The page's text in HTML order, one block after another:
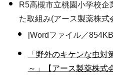
R5高槻市立桃園小学校企
た取組み(アース製薬株式
[Wordファイル／
「野外のキケンな虫対
～」【アース製薬株式